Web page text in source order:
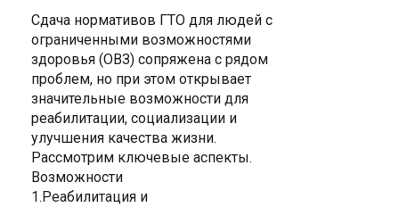
Сдача нормативов ГТО для людей с
ограниченными возможностями
здоровья (ОВЗ) сопряжена с рядом
проблем, но при этом открывает
значительные возможности для
реабилитации, социализации и
улучшения качества жизни.
Рассмотрим ключевые аспекты.
Возможности
1.Реабилитация и